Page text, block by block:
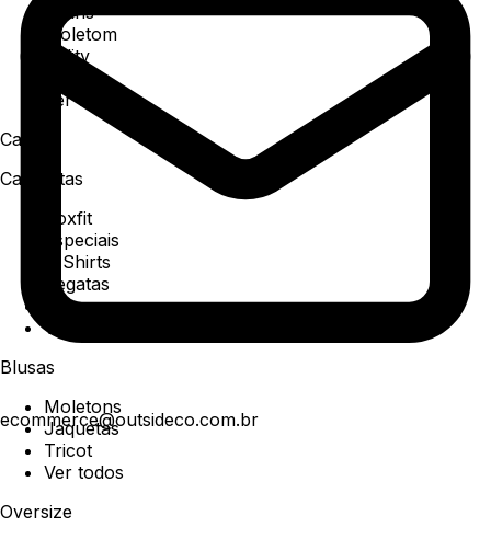
ecommerce@outsideco.com.br
Jeans
Moletom
Utility
Ver todos
Camisa
Camisetas
Boxfit
Especiais
T-Shirts
Regatas
Polo
Ver todos
Blusas
Moletons
Jaquetas
Tricot
Ver todos
Oversize